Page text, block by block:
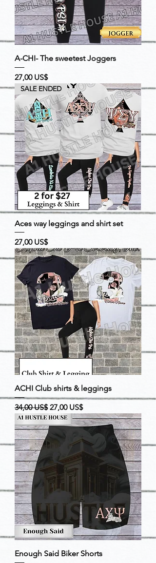
A-CHI- The sweetest Joggers
Precio
27,00 US$
SALE ENDED
Aces way leggings and shirt set
Precio
27,00 US$
ACHI Club shirts & leggings
Precio
34,00 US$ Precio de oferta
27,00 US$
Enough Said Biker Shorts